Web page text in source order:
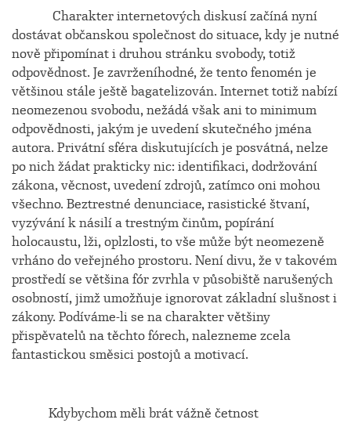
Charakter internetových diskusí začíná nyní
dostávat občanskou společnost do situace, kdy je nutné
nově připomínat i druhou stránku svobody, totiž
odpovědnost. Je zavrženíhodné, že tento fenomén je
většinou stále ještě bagatelizován. Internet totiž nabízí
neomezenou svobodu, nežádá však ani to minimum
odpovědnosti, jakým je uvedení skutečného jména
autora. Privátní sféra diskutujících je posvátná, nelze
po nich žádat prakticky nic: identifikaci, dodržování
zákona, věcnost, uvedení zdrojů, zatímco oni mohou
všechno. Beztrestné denunciace, rasistické štvaní,
vyzývání k násilí a trestným činům, popírání
holocaustu, lži, oplzlosti, to vše může být neomezeně
vrháno do veřejného prostoru. Není divu, že v takovém
prostředí se většina fór zvrhla v působiště narušených
osobností, jimž umožňuje ignorovat základní slušnost i
zákony. Podíváme-li se na charakter většiny
přispěvatelů na těchto fórech, nalezneme zcela
fantastickou směsici postojů a motivací.
Kdybychom měli brát vážně četnost